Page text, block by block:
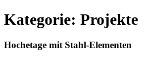
Kategorie: Projekte
Hochetage mit Stahl-Elementen